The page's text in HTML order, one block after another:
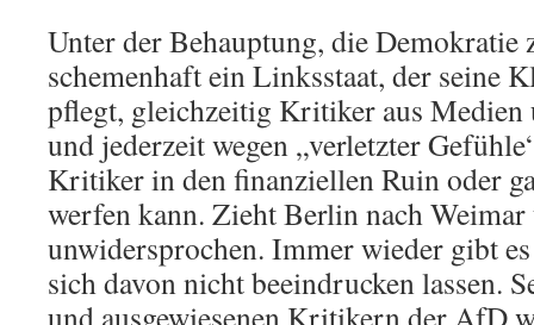
Unter der Behauptung, die Demokratie
schemenhaft ein Linksstaat, der seine
pflegt, gleichzeitig Kritiker aus Medien
und jederzeit wegen „verletzter
Kritiker in den finanziellen Ruin oder
werfen kann. Zieht Berlin nach
unwidersprochen. Immer wieder gibt
sich davon nicht beeindrucken lassen.
und ausgewiesenen Kritikern der AfD